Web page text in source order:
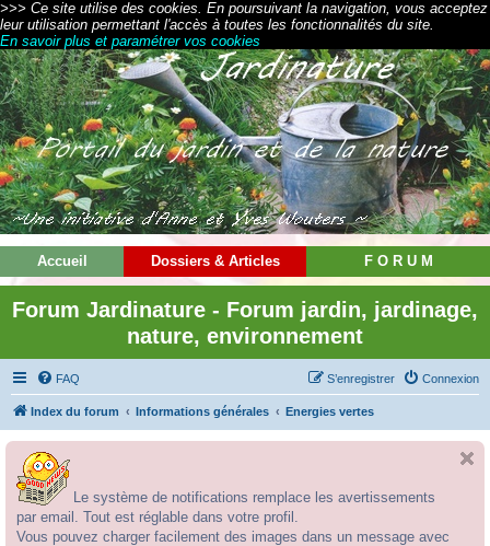
>>> Ce site utilise des cookies. En poursuivant la navigation, vous acceptez
leur utilisation permettant l'accès à toutes les fonctionnalités du site.
En savoir plus et paramétrer vos cookies
Accueil Dossiers & Articles F O R U M
Forum Jardinature - Forum jardin, jardinage,
nature, environnement
FAQ Connexion
S’enregistrer
Index du forum Informations générales Energies vertes
Le système de notifications remplace les avertissements
par email. Tout est réglable dans votre profil.
Vous pouvez charger facilement des images dans un message avec